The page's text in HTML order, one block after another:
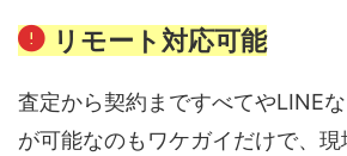
リモート対応可能
査定から契約まですべてやLINE
が可能なのもワケガイだけで、